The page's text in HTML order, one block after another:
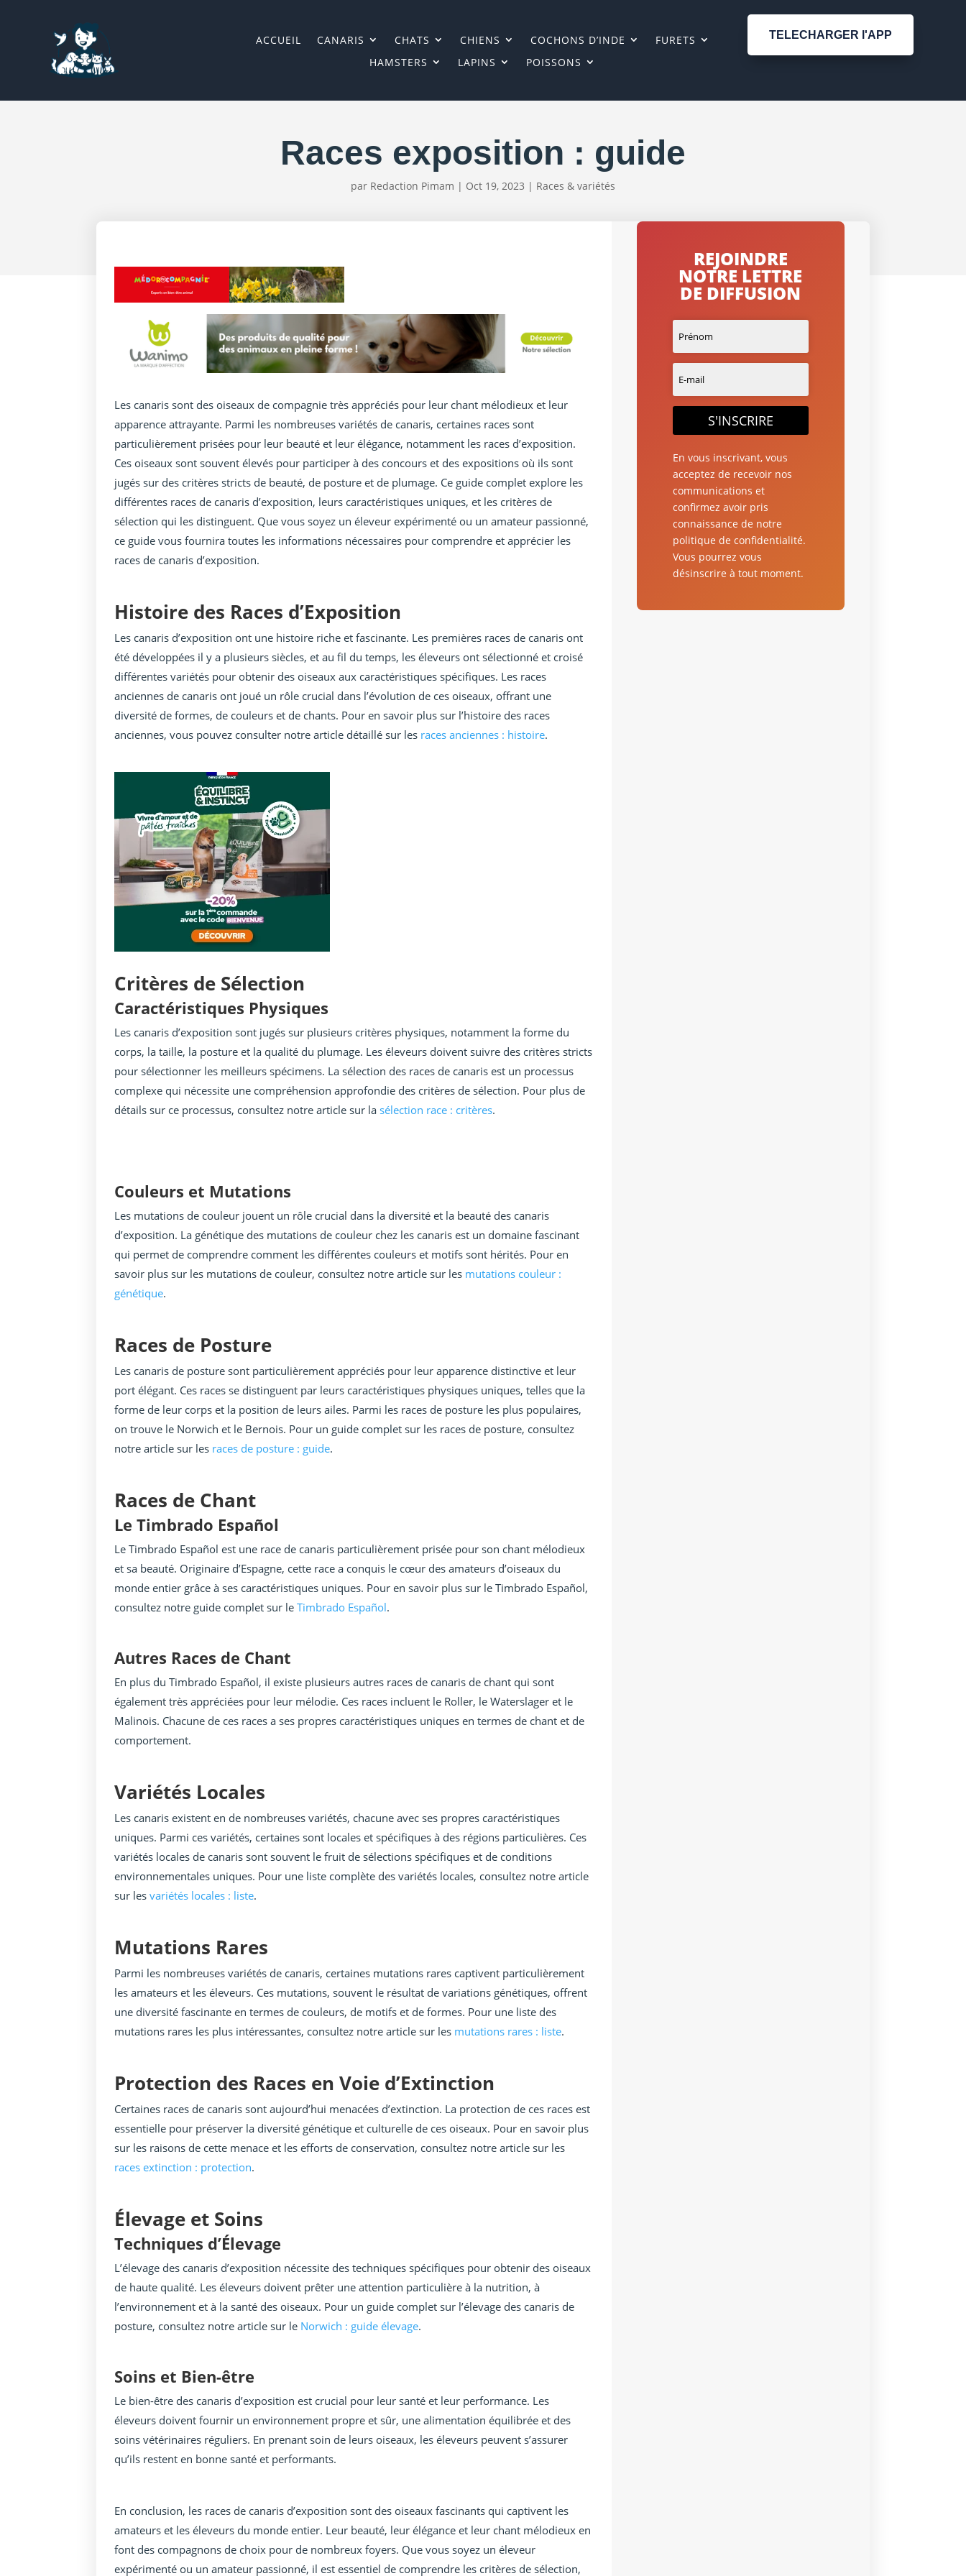
ACCUEIL CANARIS CHATS CHIENS COCHONS D’INDE
FURETS
HAMSTERS
LAPINS POISSONS
TELECHARGER l'APP
Races exposition : guide
par Redaction Pimam | Oct 19, 2023 | Races & variétés
Les canaris sont des oiseaux de compagnie très appréciés pour leur chant mélodieux et leur
apparence attrayante. Parmi les nombreuses variétés de canaris, certaines races sont
particulièrement prisées pour leur beauté et leur élégance, notamment les races d’exposition.
Ces oiseaux sont souvent élevés pour participer à des concours et des expositions où ils sont
jugés sur des critères stricts de beauté, de posture et de plumage. Ce guide complet explore les
différentes races de canaris d’exposition, leurs caractéristiques uniques, et les critères de
sélection qui les distinguent. Que vous soyez un éleveur expérimenté ou un amateur passionné,
ce guide vous fournira toutes les informations nécessaires pour comprendre et apprécier les
races de canaris d’exposition.
Histoire des Races d’Exposition
Les canaris d’exposition ont une histoire riche et fascinante. Les premières races de canaris ont
été développées il y a plusieurs siècles, et au fil du temps, les éleveurs ont sélectionné et croisé
différentes variétés pour obtenir des oiseaux aux caractéristiques spécifiques. Les races
anciennes de canaris ont joué un rôle crucial dans l’évolution de ces oiseaux, offrant une
diversité de formes, de couleurs et de chants. Pour en savoir plus sur l’histoire des races
anciennes, vous pouvez consulter notre article détaillé sur les races anciennes : histoire.
Critères de Sélection
Caractéristiques Physiques
Les canaris d’exposition sont jugés sur plusieurs critères physiques, notamment la forme du
corps, la taille, la posture et la qualité du plumage. Les éleveurs doivent suivre des critères stricts
pour sélectionner les meilleurs spécimens. La sélection des races de canaris est un processus
complexe qui nécessite une compréhension approfondie des critères de sélection. Pour plus de
détails sur ce processus, consultez notre article sur la sélection race : critères.
Couleurs et Mutations
Les mutations de couleur jouent un rôle crucial dans la diversité et la beauté des canaris
d’exposition. La génétique des mutations de couleur chez les canaris est un domaine fascinant
qui permet de comprendre comment les différentes couleurs et motifs sont hérités. Pour en
savoir plus sur les mutations de couleur, consultez notre article sur les mutations couleur :
génétique.
Races de Posture
Les canaris de posture sont particulièrement appréciés pour leur apparence distinctive et leur
port élégant. Ces races se distinguent par leurs caractéristiques physiques uniques, telles que la
forme de leur corps et la position de leurs ailes. Parmi les races de posture les plus populaires,
on trouve le Norwich et le Bernois. Pour un guide complet sur les races de posture, consultez
notre article sur les races de posture : guide.
Races de Chant
Le Timbrado Español
Le Timbrado Español est une race de canaris particulièrement prisée pour son chant mélodieux
et sa beauté. Originaire d’Espagne, cette race a conquis le cœur des amateurs d’oiseaux du
monde entier grâce à ses caractéristiques uniques. Pour en savoir plus sur le Timbrado Español,
consultez notre guide complet sur leTimbrado Español.
Autres Races de Chant
En plus du Timbrado Español, il existe plusieurs autres races de canaris de chant qui sont
également très appréciées pour leur mélodie. Ces races incluent le Roller, le Waterslager et le
Malinois. Chacune de ces races a ses propres caractéristiques uniques en termes de chant et de
comportement.
Variétés Locales
Les canaris existent en de nombreuses variétés, chacune avec ses propres caractéristiques
uniques. Parmi ces variétés, certaines sont locales et spécifiques à des régions particulières. Ces
variétés locales de canaris sont souvent le fruit de sélections spécifiques et de conditions
environnementales uniques. Pour une liste complète des variétés locales, consultez notre article
sur lesvariétés locales : liste.
Mutations Rares
Parmi les nombreuses variétés de canaris, certaines mutations rares captivent particulièrement
les amateurs et les éleveurs. Ces mutations, souvent le résultat de variations génétiques, offrent
une diversité fascinante en termes de couleurs, de motifs et de formes. Pour une liste des
mutations rares les plus intéressantes, consultez notre article sur les mutations rares : liste.
Protection des Races en Voie d’Extinction
Certaines races de canaris sont aujourd’hui menacées d’extinction. La protection de ces races est
essentielle pour préserver la diversité génétique et culturelle de ces oiseaux. Pour en savoir plus
sur les raisons de cette menace et les efforts de conservation, consultez notre article sur les
races extinction : protection.
Élevage et Soins
Techniques d’Élevage
L’élevage des canaris d’exposition nécessite des techniques spécifiques pour obtenir des oiseaux
de haute qualité. Les éleveurs doivent prêter une attention particulière à la nutrition, à
l’environnement et à la santé des oiseaux. Pour un guide complet sur l’élevage des canaris de
posture, consultez notre article sur le Norwich : guide élevage.
Soins et Bien-être
Le bien-être des canaris d’exposition est crucial pour leur santé et leur performance. Les
éleveurs doivent fournir un environnement propre et sûr, une alimentation équilibrée et des
soins vétérinaires réguliers. En prenant soin de leurs oiseaux, les éleveurs peuvent s’assurer
qu’ils restent en bonne santé et performants.
En conclusion, les races de canaris d’exposition sont des oiseaux fascinants qui captivent les
amateurs et les éleveurs du monde entier. Leur beauté, leur élégance et leur chant mélodieux en
font des compagnons de choix pour de nombreux foyers. Que vous soyez un éleveur
expérimenté ou un amateur passionné, il est essentiel de comprendre les critères de sélection,
REJOINDRE
NOTRE LETTRE
DE DIFFUSION
S'INSCRIRE
En vous inscrivant, vous
acceptez de recevoir nos
communications et
confirmez avoir pris
connaissance de notre
politique de confidentialité.
Vous pourrez vous
désinscrire à tout moment.